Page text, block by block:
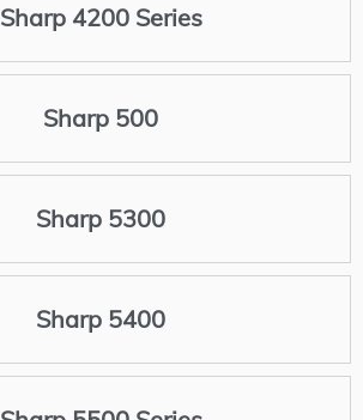
Sharp 4200 Series
Sharp 500
Sharp 5300
Sharp 5400